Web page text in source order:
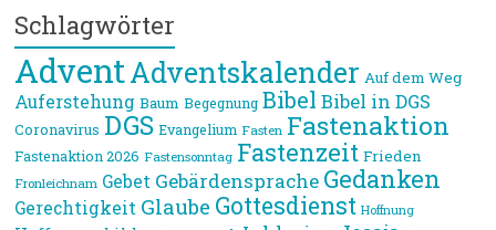
Schlagwörter
AdventAdventskalender Auf dem Weg
Auferstehung Baum Begegnung Bibel Bibel in DGS
Coronavirus DGS Evangelium Fasten Fastenaktion
Fastenaktion 2026 Fastensonntag Fastenzeit Frieden
Fronleichnam Gebet Gebärdensprache Gedanken
Gerechtigkeit Glaube Gottesdienst Hoffnung